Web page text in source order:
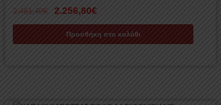
2.461,40€ 2.256,80€
Προσθήκη στο καλάθι